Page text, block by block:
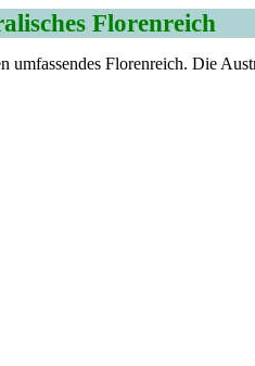
Florenreich
umfassendes Florenreich. Die